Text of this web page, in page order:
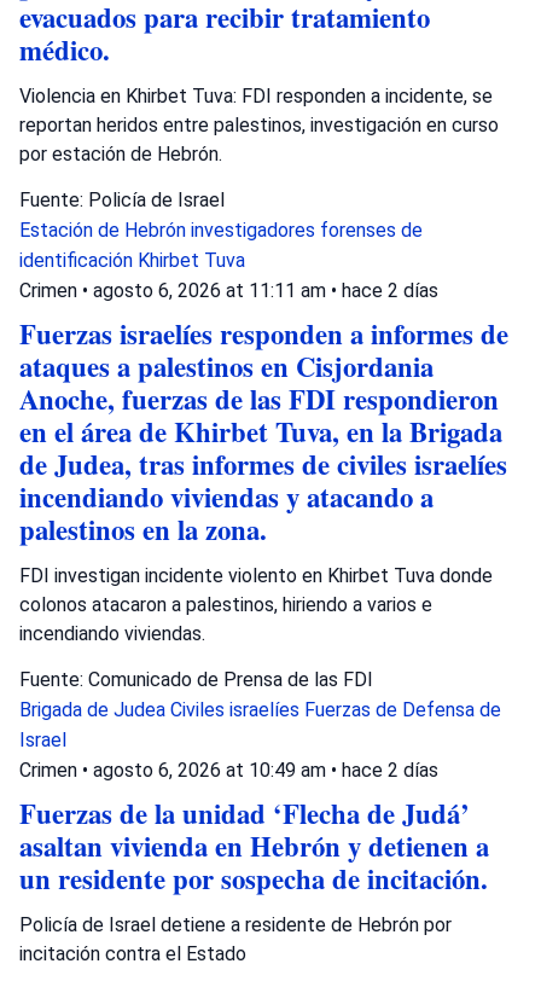
evacuados para recibir tratamiento
médico.
Violencia en Khirbet Tuva: FDI responden a incidente, se
reportan heridos entre palestinos, investigación en curso
por estación de Hebrón.
Fuente: Policía de Israel
Estación de Hebrón investigadores forenses de
identificación Khirbet Tuva
Crimen • agosto 6, 2026 at 11:11 am • hace 2 días
Fuerzas israelíes responden a informes de
ataques a palestinos en Cisjordania
Anoche, fuerzas de las FDI respondieron
en el área de Khirbet Tuva, en la Brigada
de Judea, tras informes de civiles israelíes
incendiando viviendas y atacando a
palestinos en la zona.
FDI investigan incidente violento en Khirbet Tuva donde
colonos atacaron a palestinos, hiriendo a varios e
incendiando viviendas.
Fuente: Comunicado de Prensa de las FDI
Brigada de Judea Civiles israelíes Fuerzas de Defensa de
Israel
Crimen • agosto 6, 2026 at 10:49 am • hace 2 días
Fuerzas de la unidad ‘Flecha de Judá’
asaltan vivienda en Hebrón y detienen a
un residente por sospecha de incitación.
Policía de Israel detiene a residente de Hebrón por
incitación contra el Estado